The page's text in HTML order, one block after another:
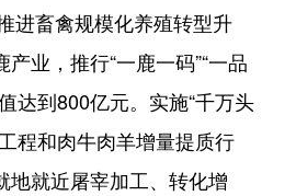
进畜禽规模化养殖转型升
业，推行“一鹿一码”“一品
达到800亿元。实施“千万头
程和肉牛肉羊增量提质行
地就近屠宰加工、转化增